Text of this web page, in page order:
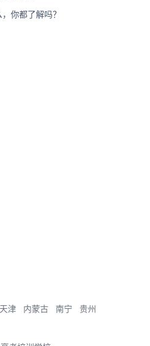
你都了解吗？
天津 内蒙古 南宁
贵州